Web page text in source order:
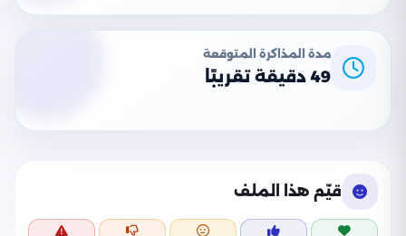
مدة المذاكرة المتوقعة
49 دقيقة تقريبًا
قيّم هذا الملف